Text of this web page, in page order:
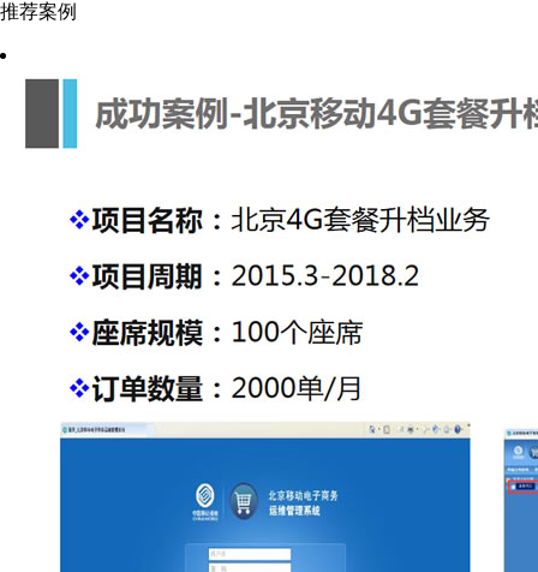
推荐案例